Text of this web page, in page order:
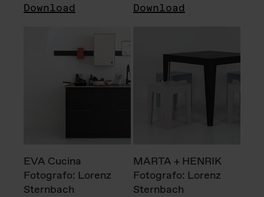
Download Download
EVA Cucina
Fotografo: Lorenz
Sternbach
MARTA + HENRIK
Fotografo: Lorenz
Sternbach